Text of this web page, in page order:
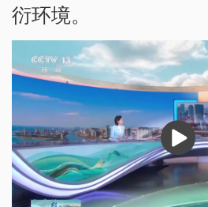
衍环境。
播
放